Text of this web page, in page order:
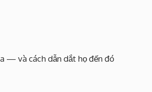
— và cách dẫn dắt họ đến đó